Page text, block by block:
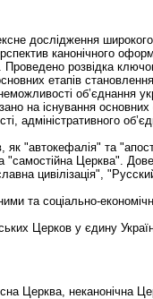
дослідження
канонічного
Проведено розвідка
етапів
об’єднання
на існування основних
адміністративного
як "автокефалія" та
"самостійна Церква".
цивілізація",
та соціально-
Церков у єдину
Церква, неканонічна